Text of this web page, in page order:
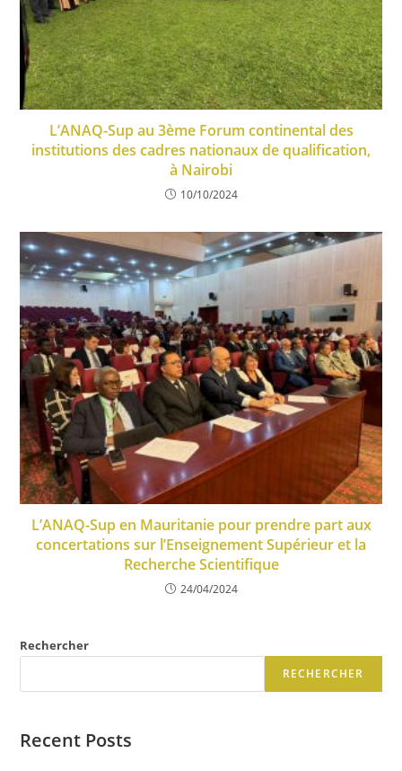
L’ANAQ-Sup au 3ème Forum continental des
institutions des cadres nationaux de qualification,
à Nairobi
10/10/2024
L’ANAQ-Sup en Mauritanie pour prendre part aux
concertations sur l’Enseignement Supérieur et la
Recherche Scientifique
24/04/2024
Rechercher
RECHERCHER
Recent Posts